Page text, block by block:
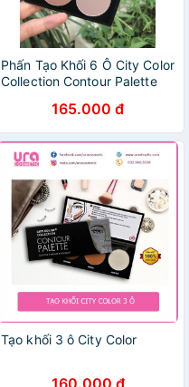
Phấn Tạo Khối 6 Ô City Color
Collection Contour Palette
165.000 đ
Tạo khối 3 ô City Color
160.000 đ